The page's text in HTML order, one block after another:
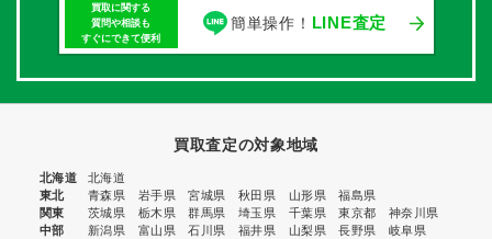
買取に関する
質問や相談も
すぐにできて便利
簡単操作！ LINE査定
買取査定の対象地域
北海道
北海道
東北
青森県 岩手県 宮城県 秋田県 山形県
福島県
関東
茨城県 栃木県 群馬県 埼玉県 千葉県 東京都
神奈川県
中部
新潟県 富山県 石川県 福井県 山梨県 長野県
岐阜県